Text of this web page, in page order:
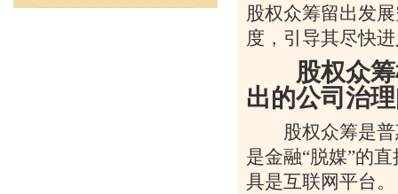
股权众筹留出发
度，引导其尽快
股权众筹
出的公司治
股权众筹是普
是金融“脱媒”的
具是互联网平台。